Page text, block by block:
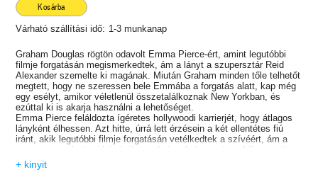
Kosárba
Várható szállítási idő: 1-3 munkanap
Graham Douglas rögtön odavolt Emma Pierce-ért, amint legutóbbi
filmje forgatásán megismerkedtek, ám a lányt a szupersztár Reid
Alexander szemelte ki magának. Miután Graham minden tőle telhetőt
megtett, hogy ne szeressen bele Emmába a forgatás alatt, kap még
egy esélyt, amikor véletlenül összetalálkoznak New Yorkban, és
ezúttal ki is akarja használni a lehetőséget.
Emma Pierce feláldozta ígéretes hollywoodi karrierjét, hogy átlagos
lányként élhessen. Azt hitte, úrrá lett érzésein a két ellentétes fiú
iránt, akik legutóbbi filmje forgatásán vetélkedtek a szívéért, ám a
sors egy manhattani kávézóba sodorja, ahol szembe találja magát
azzal a sráccal, aki még mindig hiányzik neki.
Brooke Cameron épp most élt túl egy három hónapos forgatást az
+ kinyit